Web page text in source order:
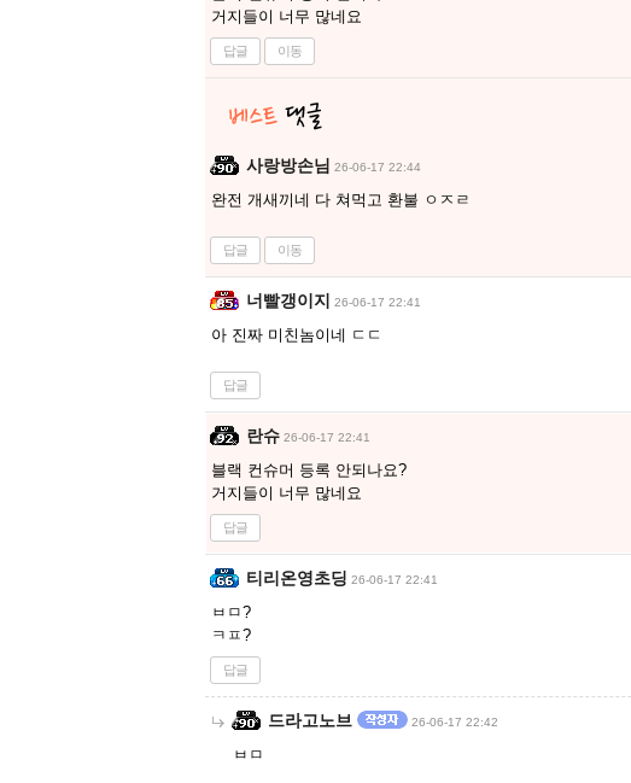
거지들이 너무 많네요
답글 이동
사랑방손님 26-06-17 22:44
완전 개새끼네 다 쳐먹고 환불 ㅇㅈㄹ
답글 이동
너빨갱이지 26-06-17 22:41
아 진짜 미친놈이네 ㄷㄷ
답글
란슈 26-06-17 22:41
블랙 컨슈머 등록 안되나요?
거지들이 너무 많네요
답글
티리온영초딩 26-06-17 22:41
ㅂㅁ?
ㅋㅍ?
답글
드라고노브 26-06-17 22:42
ㅂㅁ